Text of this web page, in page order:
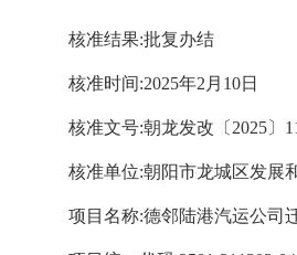
核准结果:批复办结
核准时间:2025年2月10日
核准文号:朝龙发改〔2025〕
核准单位:朝阳市龙城区发展
项目名称:德邻陆港汽运公司